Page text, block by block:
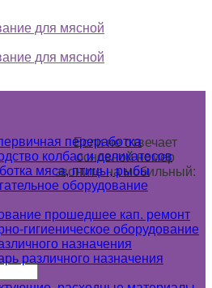
Если не отвечает
основной номер
звоните на мобильный:
+7 (925) 179 18 24
переработка
колбас и деликатесов
мяса, птицы, рыбы
оборудование
прошедшее кап. ремонт
гигиеническое оборудование
назначения
различного назначения